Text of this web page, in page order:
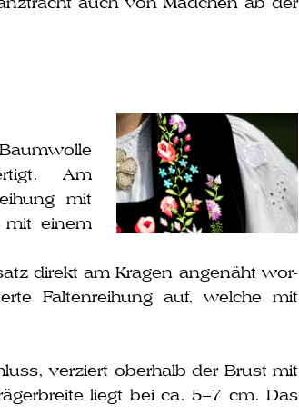
Am
mit
mit einem
direkt am Kragen ange­näht wor­
Faltenreihung auf, wel­che mit
ver­ziert ober­halb der Brust mit
liegt bei ca. 5–7 cm. Das